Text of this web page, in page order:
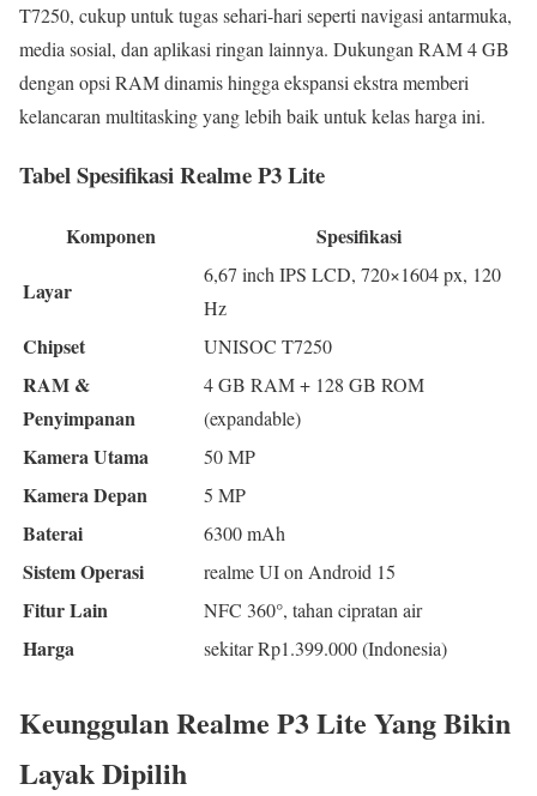
T7250, cukup untuk tugas sehari-hari seperti navigasi antarmuka,
media sosial, dan aplikasi ringan lainnya. Dukungan RAM 4 GB
dengan opsi RAM dinamis hingga ekspansi ekstra memberi
kelancaran multitasking yang lebih baik untuk kelas harga ini.
Tabel Spesifikasi Realme P3 Lite
Komponen
Spesifikasi
Layar
6,67 inch IPS LCD, 720×1604 px, 120
Hz
Chipset UNISOC T7250
RAM &
Penyimpanan
4 GB RAM + 128 GB ROM
(expandable)
Kamera Utama 50 MP
Kamera Depan 5 MP
Baterai 6300 mAh
Sistem Operasi realme UI on Android 15
Fitur Lain NFC 360°, tahan cipratan air
Harga sekitar Rp1.399.000 (Indonesia)
Keunggulan Realme P3 Lite Yang Bikin
Layak Dipilih